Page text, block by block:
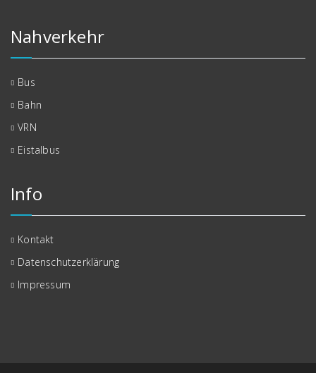
Nahverkehr
Bus
Bahn
VRN
Eistalbus
Info
Kontakt
Datenschutzerklärung
Impressum